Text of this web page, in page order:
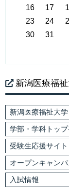
16
17
23
24
30
31
新潟医療福
新潟医療福祉大
学部・学科トッ
受験生応援サイト
オープンキャン
入試情報